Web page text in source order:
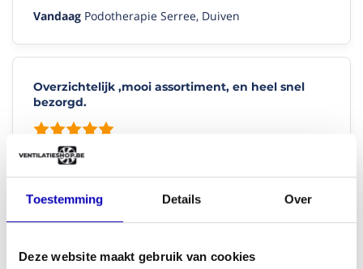
Toestemming Details Over
Deze website maakt gebruik van cookies
Vandaag Podotherapie Serree, Duiven
Overzichtelijk ,mooi assortiment, en heel snel
bezorgd.
Voor alle situaties een oplossing, zelf meten is ook
gelijk ...
VandaagPatrick, Castricum
Bekijk alle verhalen